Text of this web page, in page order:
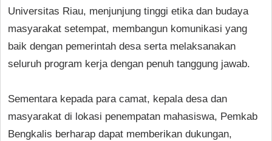
Universitas Riau, menjunjung tinggi etika dan budaya
masyarakat setempat, membangun komunikasi yang
baik dengan pemerintah desa serta melaksanakan
seluruh program kerja dengan penuh tanggung jawab.
Sementara kepada para camat, kepala desa dan
masyarakat di lokasi penempatan mahasiswa, Pemkab
Bengkalis berharap dapat memberikan dukungan,